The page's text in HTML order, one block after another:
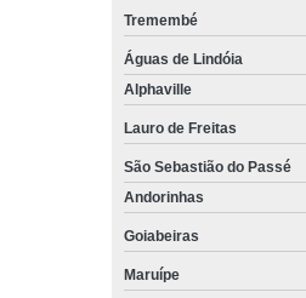
Tremembé
Águas de Lindóia
Alphaville
Lauro de Freitas
São Sebastião do Passé
Andorinhas
Goiabeiras
Maruípe